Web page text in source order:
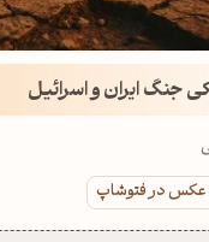
جنگ ایران و اسرائیل
عکس در فتوشاپ